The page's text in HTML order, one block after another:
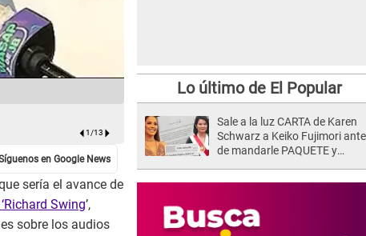
El wasap de JB muestra avance de parodia sobre Richard Swing
1 /13
sería el avance de
Swing’,
sobre los audios
Lo último de El Popular
Sale a la luz CARTA de Karen
Schwarz a Keiko Fujimori
de mandarle PAQUETE y